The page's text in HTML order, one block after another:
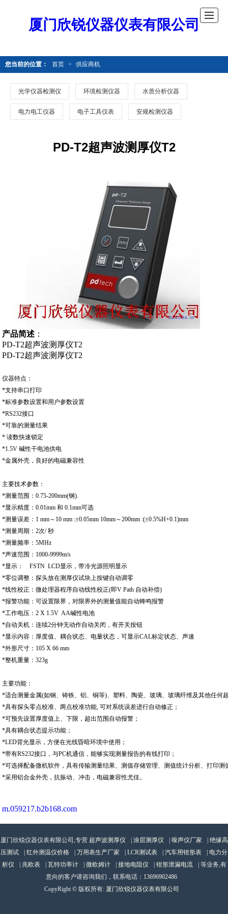
厦门欣锐仪器仪表有限公司
您当前的位置： 首页 > 供应商机
光学仪器检测仪 环境检测仪器 水质分析仪器
电力电工仪器 电子工具仪表 安规检测仪器
PD-T2超声波测厚仪T2
产品简述 ：
PD-T2超声波测厚仪T2
PD-T2超声波测厚仪T2
仪器特点：
*支持串口打印
*标准参数设置和用户参数设置
*RS232接口
*可靠的测量结果
* 读数快速锁定
*1.5V 碱性干电池供电
*金属外壳，良好的电磁兼容性
主要技术参数：
*测量范围：0.75-200mm(钢).
*显示精度：0.01mm 和 0.1mm可选
*测量误差：1 mm～10 mm :±0.05mm 10mm～200mm :(±0.5%H+0.1)mm
*测量周期：2次/ 秒
*测量频率：5MHz
*声速范围：1000-9999m/s
*显示： FSTN LCD显示，带冷光源照明显示
*零位调整：探头放在测厚仪试块上按键自动调零
*线性校正：微处理器程序自动线性校正(即V Path 自动补偿)
*报警功能：可设置限界，对限界外的测量值能自动蜂鸣报警
*工作电压：2 X 1.5V AA碱性电池
*自动关机：连续2分钟无动作自动关闭，有开关按钮
*显示内容：厚度值、耦合状态、电量状态，可显示CAL标定状态、声速
*外形尺寸：105 X 66 mm
*整机重量：323g
主要功能：
*适合测量金属(如钢、铸铁、铝、铜等)、塑料、陶瓷、玻璃、玻璃纤维及其他任何
*具有探头零点校准、两点校准功能, 可对系统误差进行自动修正；
*可预先设置厚度值上、下限，超出范围自动报警；
*具有耦合状态提示功能；
*LED背光显示，方便在光线昏暗环境中使用；
*带有RS232接口，与PC机通信，能够实现测量报告的有线打印；
*可选择配备微机软件，具有传输测量结果、测值存储管理、测值统计分析、打印测
*采用铝合金外壳，抗振动、冲击，电磁兼容性尤佳。
m.059217.b2b168.com
厦门欣锐仪器仪表有限公司,专营 超声波测厚仪 涂层测厚仪 噪声仪厂家
绝缘高
压测试
红外测温仪价格 万用表生产厂家 LCR测试表 汽车用钳形表
电力分
析仪
兆欧表 瓦特功率计 微欧姆计 接地电阻仪 钳形泄漏电流
| 等业务,有
意向的客户请咨询我们，联系电话： 13696902486
CopyRight © 版权所有: 厦门欣锐仪器仪表有限公司